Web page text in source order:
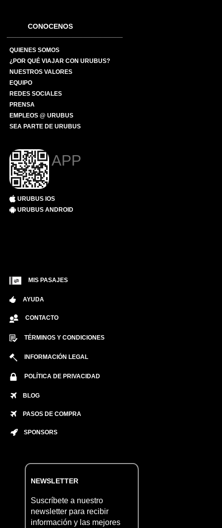
CONOCENOS
QUIENES SOMOS
¿POR QUÉ VIAJAR CON URUBUS?
NUESTROS VALORES
EQUIPO
REDES SOCIALES
PRENSA
EMPLEOS @ URUBUS
SEA PARTE DE URUBUS
APP
URUBUS IOS
URUBUS ANDROID
MIS PASAJES
AYUDA
CONTACTO
TÉRMINOS Y CONDICIONES
INFORMACIÓN LEGAL
POLÍTICA DE PRIVACIDAD
BLOG
PASOS DE COMPRA
SPONSORS
NEWSLETTER
Suscríbete a nuestro
newsletter para recibir
información y las mejores